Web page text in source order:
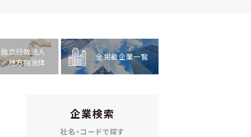
独立行政法人
／地方自治体
全掲載企業一覧
企業検索
社名・コードで探す